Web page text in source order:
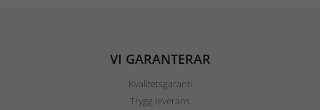
VI GARANTERAR
Kvalitetsgaranti
Trygg leverans